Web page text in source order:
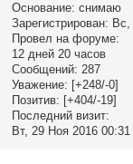
Основание: снимаю
Зарегистрирован: Вс,
Провел на форуме:
12 дней 20 часов
Сообщений: 287
Уважение: [+248/-0]
Позитив: [+404/-19]
Последний визит:
Вт, 29 Ноя 2016 00:31